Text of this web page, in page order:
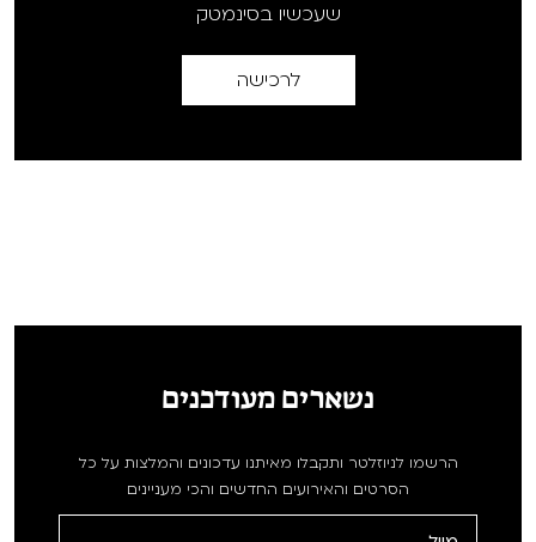
שעכשיו בסינמטק
לרכישה
נשארים מעודכנים
הרשמו לניוזלטר ותקבלו מאיתנו עדכונים והמלצות על כל
הסרטים והאירועים החדשים והכי מעניינים